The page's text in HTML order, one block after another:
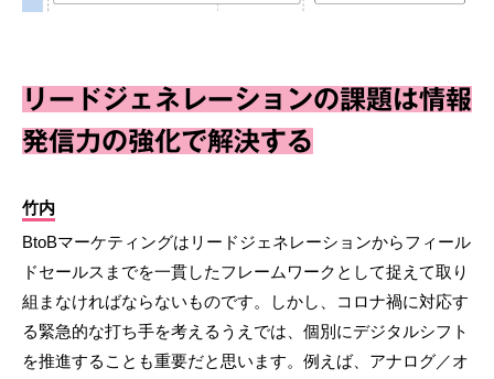
リードジェネレーションの課題は情報
発信力の強化で解決する
竹内
BtoBマーケティングはリードジェネレーションからフィール
ドセールスまでを一貫したフレームワークとして捉えて取り
組まなければならないものです。しかし、コロナ禍に対応す
る緊急的な打ち手を考えるうえでは、個別にデジタルシフト
を推進することも重要だと思います。例えば、アナログ／オ